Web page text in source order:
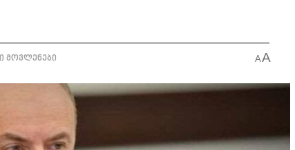
მოვლენები AA